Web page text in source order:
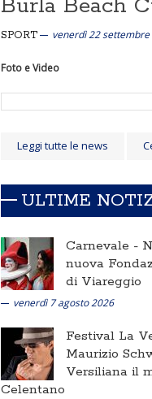
Burla Beach
SPORT venerdì 22 settembre
Foto e Video
Leggi tutte le news
ULTIME
Carnevale -
nuova
di Viareggio
venerdì 7 agosto 2026
Festival La
Maurizio
Versiliana il
Celentano